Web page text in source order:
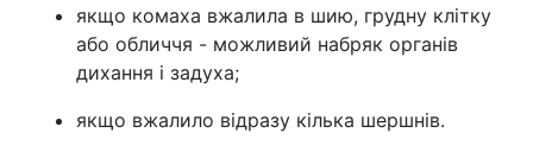
якщо комаха вжалила в шию, грудну клітку
або обличчя - можливий набряк органів
дихання і задуха;
якщо вжалило відразу кілька шершнів.